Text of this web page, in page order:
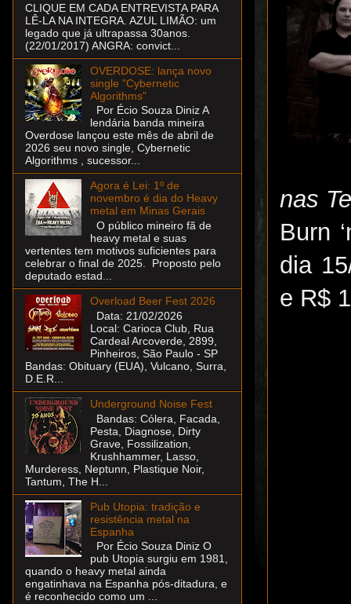
nas
Burn
dia
e R$
CLIQUE EM CADA ENTREVISTA PARA
LÊ-LA NA INTEGRA. AZUL LIMÃO: um
legado que já ultrapassa 30anos.
(22/01/2017) ANGRA: convict...
OVERDOSE: lança novo
single "Cybernetic
Algorithms"
Por Écio Souza Diniz A
lendária banda mineira
Overdose lançou este mês de abril de
2026 seu novo single, Cybernetic
Algorithms , sucessor...
Agora é Lei: 1º de
novembro é dia do Heavy
metal em Minas Gerais
O público mineiro fã de
heavy metal e suas
vertentes tem motivos suficientes para
celebrar o final de 2025. Proposto pelo
deputado estad...
Overload Beer Fest 2026
Data: 21/02/2026
Local: Carioca Club, Rua
Cardeal Arcoverde, 2899,
Pinheiros, São Paulo - SP
Bandas: Obituary (EUA), Vulcano, Surra,
D.E.R...
Underground Noise Fest
Bandas: Cólera, Facada,
Pesta, Diagnose, Dirty
Grave, Fossilization,
Krushhammer, Lasso,
Murderess, Neptunn, Plastique Noir,
Tantum, The H...
Pub Utopia: tradição e
resistência metal na
Espanha
Por Écio Souza Diniz O
pub Utopia surgiu em 1981,
quando o heavy metal ainda
engatinhava na Espanha pós-ditadura, e
é reconhecido como um ...